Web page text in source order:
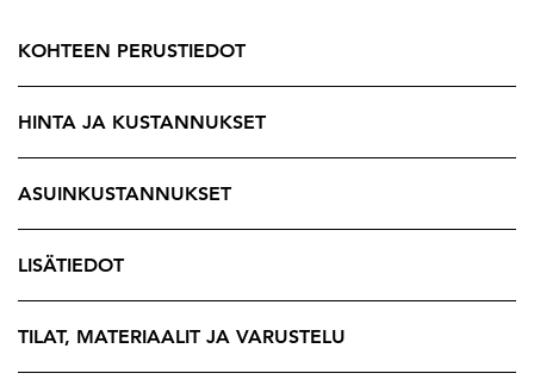
arkkitehti Pekka Mäki Sigge Arkkitehdit Oy:stä.
uudesta pistetalosta, Neitsytpolun puoleisten
kerrostalojen väliin rakennettavista kaksikerroksisista
townhouse -asunnoista sekä kahdesta säilytettävästä
rakennuksesta. Kortteliin kuljetaan Luostarinkadun
päässä olevan rakennuksen alta sen toimiessa
sisääntuloporttina alueelle.
Ensimmäisenä alueelle valmistui maaliskuussa 2024 As
Oy Samppalinnan Gustav ja marraskuussa 2024
KOHTEEN PERUSTIEDOT
HINTA JA KUSTANNUKSET
ASUINKUSTANNUKSET
LISÄTIEDOT
TILAT, MATERIAALIT JA VARUSTELU